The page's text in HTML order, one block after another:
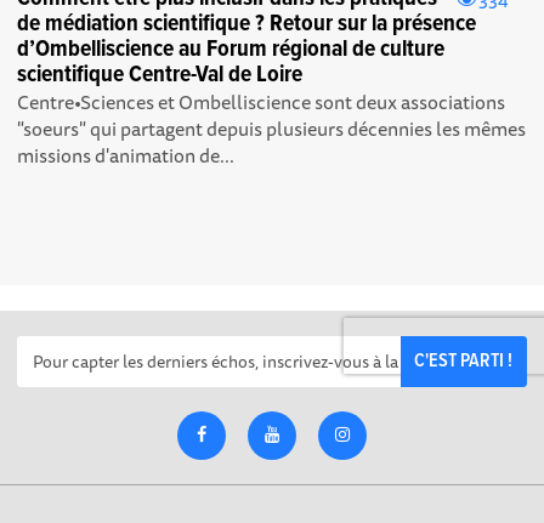
de médiation scientifique ? Retour sur la présence
d’Ombelliscience au Forum régional de culture
scientifique Centre-Val de Loire
Centre•Sciences et Ombelliscience sont deux associations
"soeurs" qui partagent depuis plusieurs décennies les mêmes
missions d'animation de...
C'EST PARTI !